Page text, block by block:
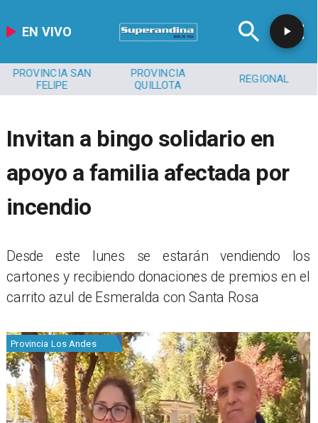
EN VIVO
PROVINCIA SAN
FELIPE
PROVINCIA
QUILLOTA
REGIONAL
Invitan a bingo solidario en
apoyo a familia afectada por
incendio
​Desde este lunes se estarán vendiendo los
cartones y recibiendo donaciones de premios en el
carrito azul de Esmeralda con Santa Rosa
Provincia Los Andes